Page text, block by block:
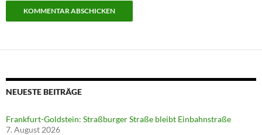
NEUESTE BEITRÄGE
Frankfurt-Goldstein: Straßburger Straße bleibt Einbahnstraße
7. August 2026